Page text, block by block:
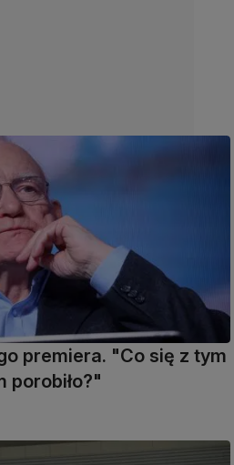
premiera. "Co się z tym
porobiło?"